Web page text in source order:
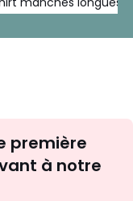
première
à notre